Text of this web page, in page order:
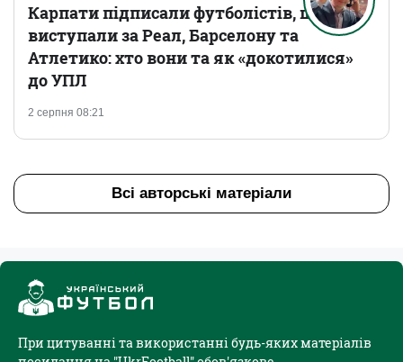
2 серпня 08:21
Карпати підписали футболістів, що
виступали за Реал, Барселону та
Атлетико: хто вони та як «докотилися»
до УПЛ
Всі авторські матеріали
При цитуванні та використанні будь-яких матеріалів